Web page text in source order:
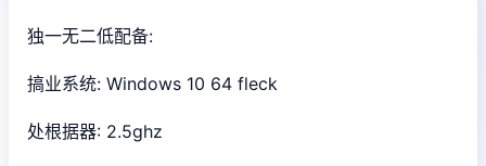
独一无二低配备:
搞业系统: Windows 10 64 fleck
处根据器: 2.5ghz